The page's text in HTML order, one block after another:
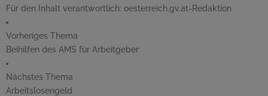
Für den Inhalt verantwortlich: oesterreich.gv.at-Redaktion
Vorheriges Thema
Beihilfen des AMS für Arbeitgeber
Nächstes Thema
Arbeitslosengeld